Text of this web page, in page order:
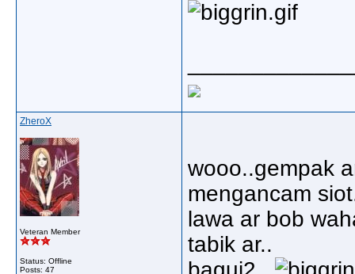
ZheroX
Veteran Member
Status: Offline
Posts: 47
wooo..gempak
mengancam
lawa ar bob
tabik ar..